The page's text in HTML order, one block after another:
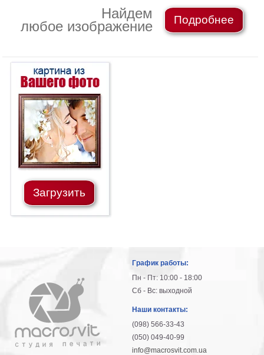
Найдем
любое изображение
Подробнее
Загрузить
График работы:
Пн - Пт: 10:00 - 18:00
Сб - Вс: выходной
Наши контакты:
(098) 566-33-43
(050) 049-40-99
info@macrosvit.com.ua